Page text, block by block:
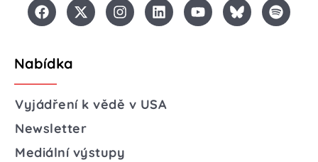
Nabídka
Vyjádření k vědě v USA
Newsletter
Mediální výstupy